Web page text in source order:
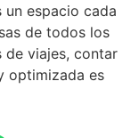
un espacio cada
de todos los
de viajes, contar
optimizada es